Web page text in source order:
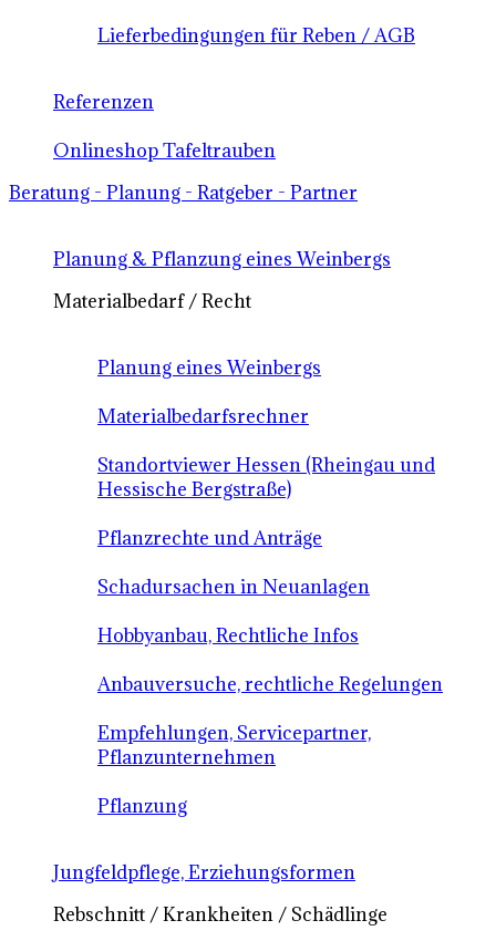
Lieferbedingungen für Reben / AGB
Referenzen
Onlineshop Tafeltrauben
Beratung - Planung - Ratgeber - Partner
Planung & Pflanzung eines Weinbergs
Materialbedarf / Recht
Planung eines Weinbergs
Materialbedarfsrechner
Standortviewer Hessen (Rheingau und
Hessische Bergstraße)
Pflanzrechte und Anträge
Schadursachen in Neuanlagen
Hobbyanbau, Rechtliche Infos
Anbauversuche, rechtliche Regelungen
Empfehlungen, Servicepartner,
Pflanzunternehmen
Pflanzung
Jungfeldpflege, Erziehungsformen
Rebschnitt / Krankheiten / Schädlinge